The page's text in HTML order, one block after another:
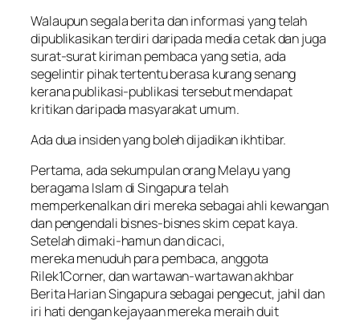
Walaupun segala berita dan informasi yang telah
dipublikasikan terdiri daripada media cetak dan juga
surat-surat kiriman pembaca yang setia, ada
segelintir pihak tertentu berasa kurang senang
kerana publikasi-publikasi tersebut mendapat
kritikan daripada masyarakat umum.
Ada dua insiden yang boleh dijadikan ikhtibar.
Pertama, ada sekumpulan orang Melayu yang
beragama Islam di Singapura telah
memperkenalkan diri mereka sebagai ahli kewangan
dan pengendali bisnes-bisnes skim cepat kaya.
Setelah dimaki-hamun dan dicaci,
mereka menuduh para pembaca, anggota
Rilek1Corner, dan wartawan-wartawan akhbar
Berita Harian Singapura sebagai pengecut, jahil dan
iri hati dengan kejayaan mereka meraih duit